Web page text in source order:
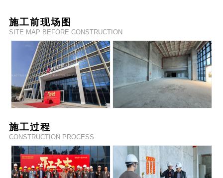
施工前现场图
SITE MAP BEFORE CONSTRUCTION
施工过程
CONSTRUCTION PROCESS